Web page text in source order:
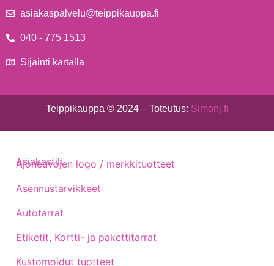
asiakaspalvelu@teippikauppa.fi
040 - 775 1513
Sijainti kartalla
Teippikauppa © 2024 – Toteutus: Simonj.fi
Ajoneuvojen logo / merkkituotteet
Asennustarvikkeet
Autotarrat
Etiketit, Kortti- ja pakettitarrat
Kustomoidut tuotteet
Asiakastili